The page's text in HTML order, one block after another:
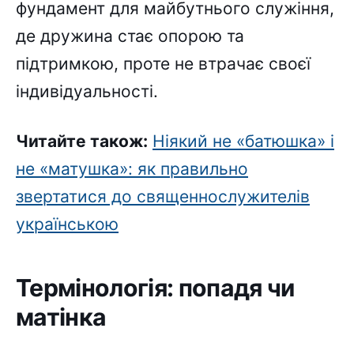
фундамент для майбутнього служіння,
де дружина стає опорою та
підтримкою, проте не втрачає своєї
індивідуальності.
Читайте також: Ніякий не «батюшка» і
не «матушка»: як правильно
звертатися до священнослужителів
українською
Термінологія: попадя чи
матінка